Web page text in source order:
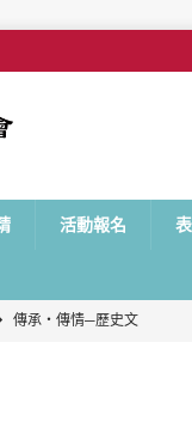
活動報名
傳承‧傳情─歷史文